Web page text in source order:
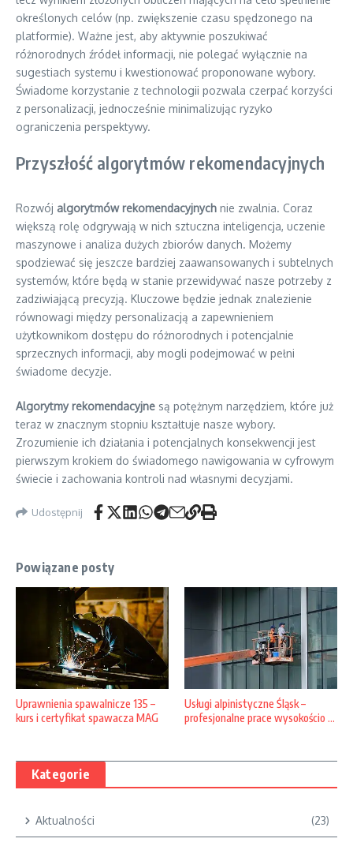
określonych celów (np. zwiększenie czasu spędzonego na
platformie). Ważne jest, aby aktywnie poszukiwać
różnorodnych źródeł informacji, nie polegać wyłącznie na
sugestiach systemu i kwestionować proponowane wybory.
Świadome korzystanie z technologii pozwala czerpać korzyści
z personalizacji, jednocześnie minimalizując ryzyko
ograniczenia perspektywy.
Przyszłość algorytmów rekomendacyjnych
Rozwój algorytmów rekomendacyjnych nie zwalnia. Coraz
większą rolę odgrywają w nich sztuczna inteligencja, uczenie
maszynowe i analiza dużych zbiorów danych. Możemy
spodziewać się jeszcze bardziej zaawansowanych i subtelnych
systemów, które będą w stanie przewidywać nasze potrzeby z
zadziwiającą precyzją. Kluczowe będzie jednak znalezienie
równowagi między personalizacją a zapewnieniem
użytkownikom dostępu do różnorodnych i potencjalnie
sprzecznych informacji, aby mogli podejmować w pełni
świadome decyzje.
Algorytmy rekomendacyjne są potężnym narzędziem, które już
teraz w znacznym stopniu kształtuje nasze wybory.
Zrozumienie ich działania i potencjalnych konsekwencji jest
pierwszym krokiem do świadomego nawigowania w cyfrowym
świecie i zachowania kontroli nad własnymi decyzjami.
Udostępnij
Powiązane posty
Uprawnienia spawalnicze 135 –
kurs i certyfikat spawacza MAG
Usługi alpinistyczne Śląsk –
profesjonalne prace wysokościo ...
Kategorie
Aktualności (23)